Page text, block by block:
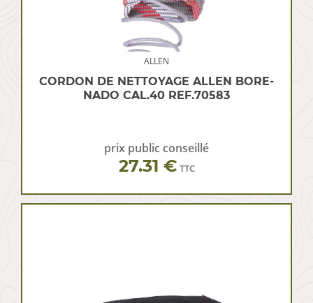
ALLEN
CORDON DE NETTOYAGE ALLEN BORE-
NADO CAL.40 REF.70583
prix public conseillé
27.31 € TTC